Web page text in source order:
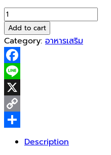
Biovitt
Isolate
Whey
Protein
Thai
Tea
907.2g
quantity
Add to cart
Category: อาหารเสริม
Facebook
Line
X
Copy
ShareDescription